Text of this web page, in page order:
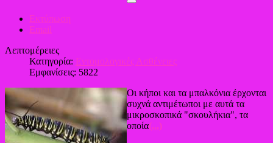
Εκτύπωση
Email
Λεπτομέρειες
Κατηγορία: Εντομολογικές Ασθένειες
Εμφανίσεις: 5822
Οι κήποι και τα μπαλκόνια έρχονται
συχνά αντιμέτωποι με αυτά τα
μικροσκοπικά "σκουλήκια", τα
οποία(...)